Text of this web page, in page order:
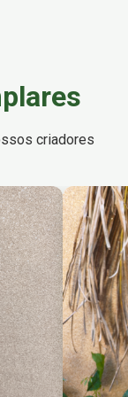
criadores